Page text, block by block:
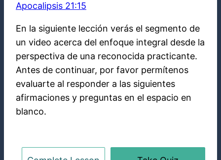
Apocalipsis 21:15
En la siguiente lección verás el segmento de
un video acerca del enfoque integral desde la
perspectiva de una reconocida practicante.
Antes de continuar, por favor permítenos
evaluarte al responder a las siguientes
afirmaciones y preguntas en el espacio en
blanco.
Pre